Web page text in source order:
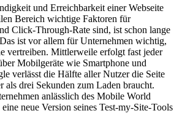
und Erreichbarkeit einer Webseite
Bereich wichtige Faktoren für
Click-Through-Rate sind, ist schon lange
ist vor allem für Unternehmen wichtig,
vertreiben. Mittlerweile erfolgt fast jeder
Mobilgeräte wie Smartphone und
verlässt die Hälfte aller Nutzer die Seite
als drei Sekunden zum Laden braucht.
anlässlich des Mobile World
neue Version seines Test-my-Site-Tools